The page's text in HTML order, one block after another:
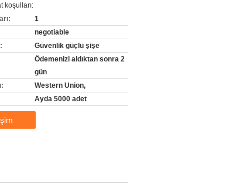
koşulları:
1
negotiable
Güvenlik güçlü şişe
Ödemenizi aldıktan sonra 2
gün
Western Union,
Ayda 5000 adet